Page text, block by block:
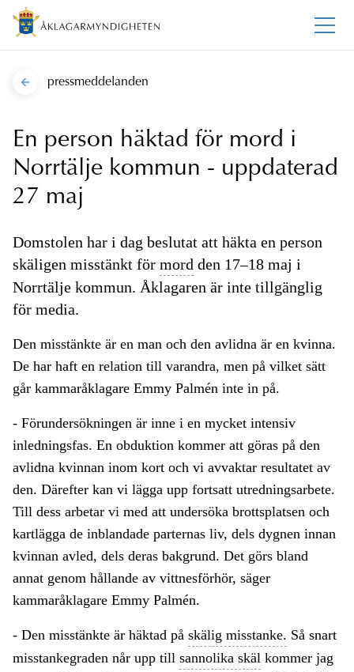
pressmeddelanden
En person häktad för mord i
Norrtälje kommun - uppdaterad
27 maj
Domstolen har i dag beslutat att häkta en person
skäligen misstänkt för mord den 17–18 maj i
Norrtälje kommun. Åklagaren är inte tillgänglig
för media.
Den misstänkte är en man och den avlidna är en kvinna.
De har haft en relation till varandra, men på vilket sätt
går kammaråklagare Emmy Palmén inte in på.
- Förundersökningen är inne i en mycket intensiv
inledningsfas. En obduktion kommer att göras på den
avlidna kvinnan inom kort och vi avvaktar resultatet av
den. Därefter kan vi lägga upp fortsatt utredningsarbete.
Till dess arbetar vi med att undersöka brottsplatsen och
kartlägga de inblandade parternas liv, dels dygnen innan
kvinnan avled, dels deras bakgrund. Det görs bland
annat genom hållande av vittnesförhör, säger
kammaråklagare Emmy Palmén.
- Den misstänkte är häktad på skälig misstanke. Så snart
misstankegraden når upp till sannolika skäl kommer jag